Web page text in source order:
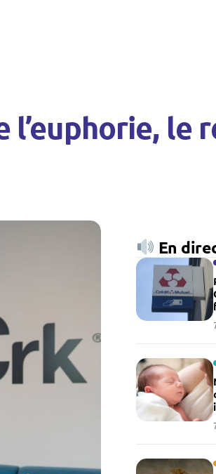
l’euphorie, le
En